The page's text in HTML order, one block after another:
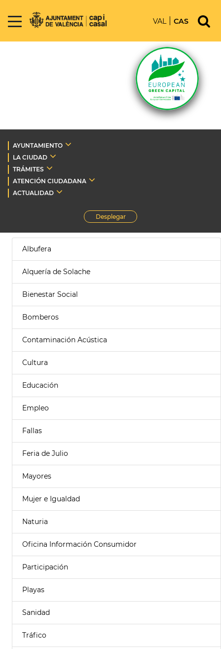
VAL CAS
AYUNTAMIENTO
LA CIUDAD
TRÁMITES
ATENCIÓN CIUDADANA
ACTUALIDAD
Desplegar
Albufera
Alquería de Solache
Bienestar Social
Bomberos
Contaminación Acústica
Cultura
Educación
Empleo
Fallas
Feria de Julio
Mayores
Mujer e Igualdad
Naturia
Oficina Información Consumidor
Participación
Playas
Sanidad
Tráfico